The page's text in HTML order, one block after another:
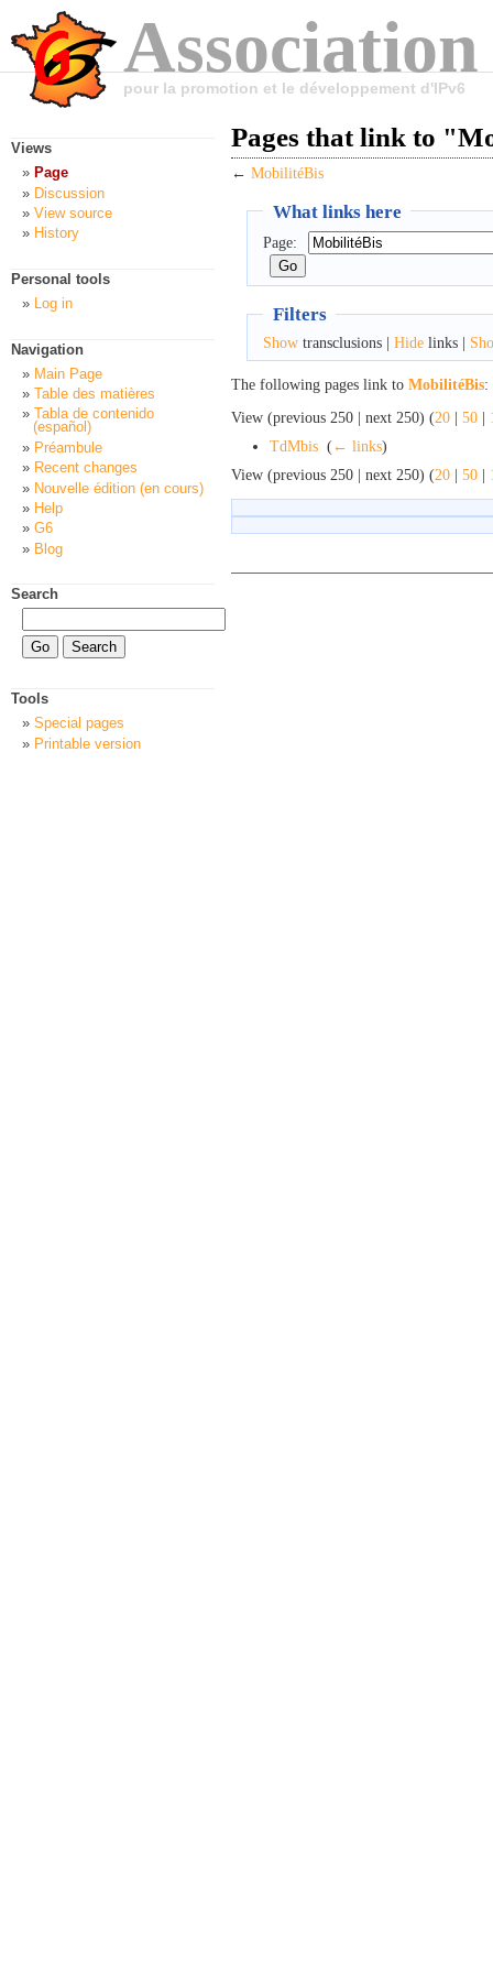
pour la promotion et le développement d'IPv6
Pages that link to
← MobilitéBis
What links here
Page:
Filters
Showtransclusions | Hidelinks |
The following pages link to MobilitéBis:
View (previous 250 | next 250) (20 | 50 |
TdMbis ( ← links)
View (previous 250 | next 250) (20 | 50 |
Views
Page
Discussion
View source
History
Personal tools
Log in
Navigation
Main Page
Table des matières
Tabla de contenido
(español)
Préambule
Recent changes
Nouvelle édition (en cours)
Help
G6
Blog
Search
Tools
Special pages
Printable version